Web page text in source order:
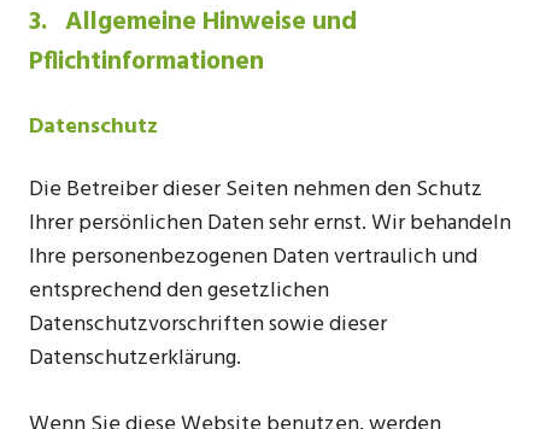
3. Allgemeine Hinweise und
Pflichtinformationen
Datenschutz
Die Betreiber dieser Seiten nehmen den Schutz
Ihrer persönlichen Daten sehr ernst. Wir behandeln
Ihre personenbezogenen Daten vertraulich und
entsprechend den gesetzlichen
Datenschutzvorschriften sowie dieser
Datenschutzerklärung.